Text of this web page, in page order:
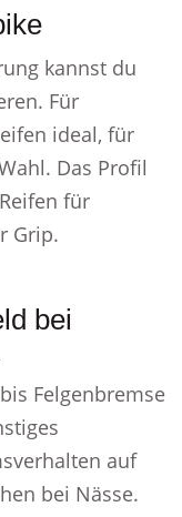
kannst du
Für
ideal, für
Das Profil
für
Grip.
bei
Felgenbremse
auf
bei Nässe.